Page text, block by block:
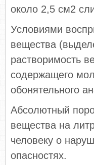
около 2,5 см2
Условиями
вещества
растворимость
содержащего
обонятельного
Абсолютный
вещества на
человеку о
опасностях.